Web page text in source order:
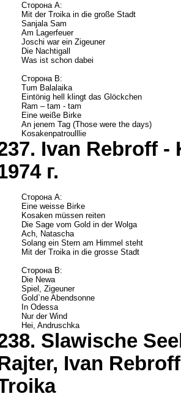
Сторона А:
Mit der Troika in die große Stadt
Sanjala Sam
Am Lagerfeuer
Joschi war ein Zigeuner
Die Nachtigall
Was ist schon dabei
Сторона В:
Tum Balalaika
Eintönig hell klingt das Glöckchen
Ram – tam - tam
Eine weiße Birke
An jenem Tag (Those were the days)
Kosakenpatroulllie
Ivan Rebroff -
г.
Сторона А:
Eine weisse Birke
Kosaken müssen reiten
Die Sage vom Gold in der Wolga
Ach, Natascha
Solang ein Stern am Himmel steht
Mit der Troika in die grosse Stadt
Сторона В:
Die Newa
Spiel, Zigeuner
Gold`ne Abendsonne
In Odessa
Nur der Wind
Hei, Andruschka
Slawische
Ivan